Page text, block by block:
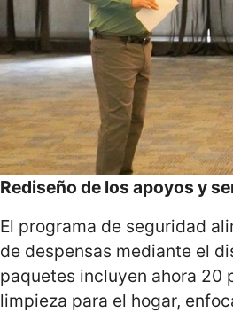
Rediseño de los apoyos y
El programa de seguridad
de despensas mediante el
paquetes incluyen ahora 20
limpieza para el hogar,